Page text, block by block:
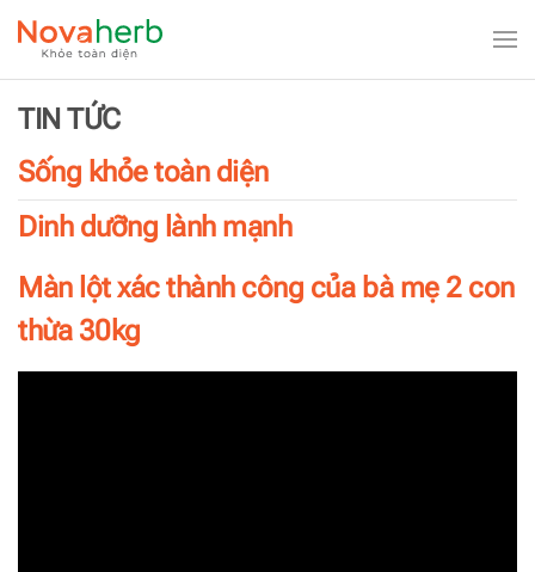
Skip to main content
TIN TỨC
Sống khỏe toàn diện
Dinh dưỡng lành mạnh
Màn lột xác thành công của bà mẹ 2 con
thừa 30kg